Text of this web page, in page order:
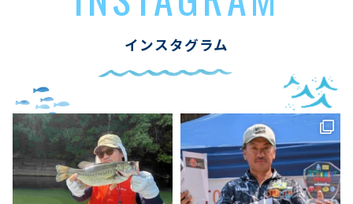
インスタグラム